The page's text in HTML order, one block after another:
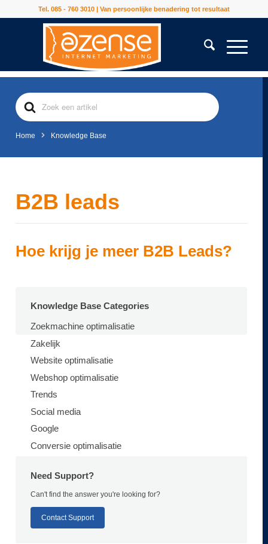
Tel. 085 - 760 3010 | Van persoonlijke benadering tot resultaat
Search
For
Home Knowledge Base
B2B leads
Hoe krijg je meer B2B Leads?
Knowledge Base Categories
Zoekmachine optimalisatie
Zakelijk
Website optimalisatie
Webshop optimalisatie
Trends
Social media
Google
Conversie optimalisatie
Need Support?
Can't find the answer you're looking for?
Contact Support